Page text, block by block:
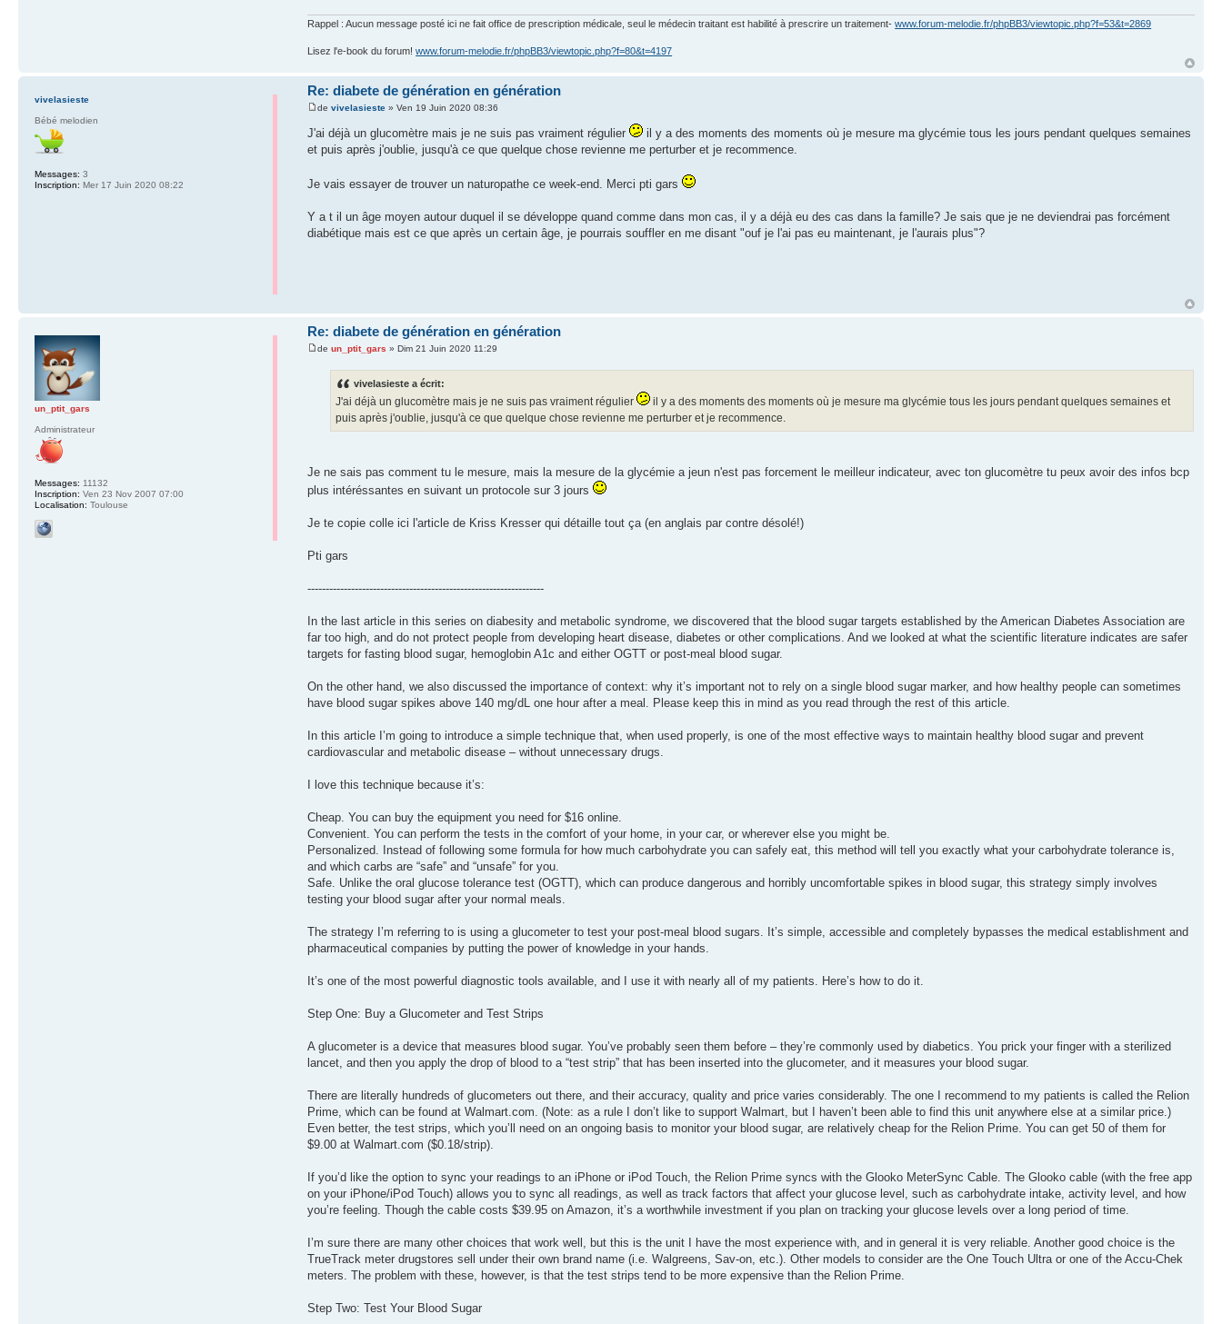
Rappel : Aucun message posté ici ne fait office de prescription médicale, seul le médecin traitant est habilité à prescrire un traitement-www.forum-melodie.fr/phpBB3/viewtopic.php?f=53&t=2869
Lisez l'e-book du forum!www.forum-melodie.fr/phpBB3/viewtopic.php?f=80&t=4197
Re: diabete de génération en génération
devivelasieste » Ven 19 Juin 2020 08:36
J'ai déjà un glucomètre mais je ne suis pas vraiment régulier
il y a des moments des moments où je mesure ma glycémie tous les jours pendant quelques semaines
et puis après j'oublie, jusqu'à ce que quelque chose revienne me perturber et je recommence.
Je vais essayer de trouver un naturopathe ce week-end. Merci pti gars
Y a t il un âge moyen autour duquel il se développe quand comme dans mon cas, il y a déjà eu des cas dans la famille? Je sais que je ne deviendrai pas forcément
diabétique mais est ce que après un certain âge, je pourrais souffler en me disant "ouf je l'ai pas eu maintenant, je l'aurais plus"?
vivelasieste
Bébé melodien
Messages: 3
Inscription: Mer 17 Juin 2020 08:22
Re: diabete de génération en génération
deun_ptit_gars » Dim 21 Juin 2020 11:29
vivelasieste a écrit:
J'ai déjà un glucomètre mais je ne suis pas vraiment régulier
il y a des moments des moments où je mesure ma glycémie tous les jours pendant quelques semaines et
puis après j'oublie, jusqu'à ce que quelque chose revienne me perturber et je recommence.
Je ne sais pas comment tu le mesure, mais la mesure de la glycémie a jeun n'est pas forcement le meilleur indicateur, avec ton glucomètre tu peux avoir des infos bcp
plus intéréssantes en suivant un protocole sur 3 jours
Je te copie colle ici l'article de Kriss Kresser qui détaille tout ça (en anglais par contre désolé!)
Pti gars
-----------------------------------------------------------------
In the last article in this series on diabesity and metabolic syndrome, we discovered that the blood sugar targets established by the American Diabetes Association are
far too high, and do not protect people from developing heart disease, diabetes or other complications. And we looked at what the scientific literature indicates are safer
targets for fasting blood sugar, hemoglobin A1c and either OGTT or post-meal blood sugar.
On the other hand, we also discussed the importance of context: why it’s important not to rely on a single blood sugar marker, and how healthy people can sometimes
have blood sugar spikes above 140 mg/dL one hour after a meal. Please keep this in mind as you read through the rest of this article.
In this article I’m going to introduce a simple technique that, when used properly, is one of the most effective ways to maintain healthy blood sugar and prevent
cardiovascular and metabolic disease – without unnecessary drugs.
I love this technique because it’s:
Cheap. You can buy the equipment you need for $16 online.
Convenient. You can perform the tests in the comfort of your home, in your car, or wherever else you might be.
Personalized. Instead of following some formula for how much carbohydrate you can safely eat, this method will tell you exactly what your carbohydrate tolerance is,
and which carbs are “safe” and “unsafe” for you.
Safe. Unlike the oral glucose tolerance test (OGTT), which can produce dangerous and horribly uncomfortable spikes in blood sugar, this strategy simply involves
testing your blood sugar after your normal meals.
The strategy I’m referring to is using a glucometer to test your post-meal blood sugars. It’s simple, accessible and completely bypasses the medical establishment and
pharmaceutical companies by putting the power of knowledge in your hands.
It’s one of the most powerful diagnostic tools available, and I use it with nearly all of my patients. Here’s how to do it.
Step One: Buy a Glucometer and Test Strips
A glucometer is a device that measures blood sugar. You’ve probably seen them before – they’re commonly used by diabetics. You prick your finger with a sterilized
lancet, and then you apply the drop of blood to a “test strip” that has been inserted into the glucometer, and it measures your blood sugar.
There are literally hundreds of glucometers out there, and their accuracy, quality and price varies considerably. The one I recommend to my patients is called the Relion
Prime, which can be found at Walmart.com. (Note: as a rule I don’t like to support Walmart, but I haven’t been able to find this unit anywhere else at a similar price.)
Even better, the test strips, which you’ll need on an ongoing basis to monitor your blood sugar, are relatively cheap for the Relion Prime. You can get 50 of them for
$9.00 at Walmart.com ($0.18/strip).
If you’d like the option to sync your readings to an iPhone or iPod Touch, the Relion Prime syncs with the Glooko MeterSync Cable. The Glooko cable (with the free app
on your iPhone/iPod Touch) allows you to sync all readings, as well as track factors that affect your glucose level, such as carbohydrate intake, activity level, and how
you’re feeling. Though the cable costs $39.95 on Amazon, it’s a worthwhile investment if you plan on tracking your glucose levels over a long period of time.
I’m sure there are many other choices that work well, but this is the unit I have the most experience with, and in general it is very reliable. Another good choice is the
TrueTrack meter drugstores sell under their own brand name (i.e. Walgreens, Sav-on, etc.). Other models to consider are the One Touch Ultra or one of the Accu-Chek
meters. The problem with these, however, is that the test strips tend to be more expensive than the Relion Prime.
Step Two: Test Your Blood Sugar
un_ptit_gars
Administrateur
Messages: 11132
Inscription: Ven 23 Nov 2007 07:00
Localisation: Toulouse